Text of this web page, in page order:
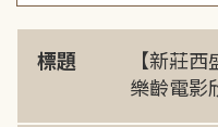
標題
【新莊
樂齡電影